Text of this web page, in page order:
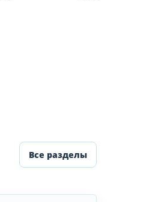
Все разделы